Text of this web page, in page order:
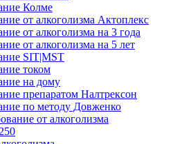
Колме
от алкоголизма Актоплекс
от алкоголизма на 3 года
от алкоголизма на 5 лет
SIT|MST
током
на дому
препаратом Налтрексон
по методу Довженко
от алкоголизма